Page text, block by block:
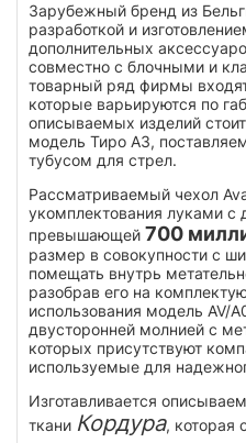
Зарубежный бренд из
разработкой и
дополнительных
совместно с блочными и
товарный ряд фирмы
которые варьируются по
описываемых изделий
модель Тиро А3,
тубусом для стрел.
Рассматриваемый чехол
укомплектования луками с
превышающей 700
размер в совокупности с
помещать внутрь
разобрав его на
использования модель AV/
двусторонней молнией с
которых присутствуют
используемые для
Изготавливается
ткани Кордура, которая